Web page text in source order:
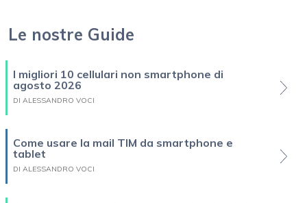
Le nostre Guide
I migliori 10 cellulari non smartphone di
agosto 2026
DI ALESSANDRO VOCI
Come usare la mail TIM da smartphone e
tablet
DI ALESSANDRO VOCI